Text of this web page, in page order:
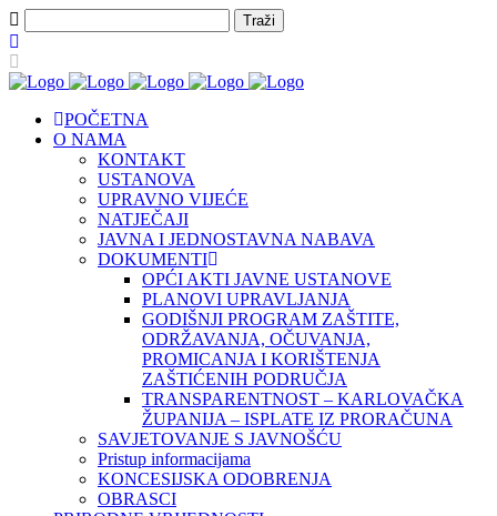
POČETNA
O NAMA
KONTAKT
USTANOVA
UPRAVNO VIJEĆE
NATJEČAJI
JAVNA I JEDNOSTAVNA NABAVA
DOKUMENTI
OPĆI AKTI JAVNE USTANOVE
PLANOVI UPRAVLJANJA
GODIŠNJI PROGRAM ZAŠTITE,
ODRŽAVANJA, OČUVANJA,
PROMICANJA I KORIŠTENJA
ZAŠTIĆENIH PODRUČJA
TRANSPARENTNOST – KARLOVAČKA
ŽUPANIJA – ISPLATE IZ PRORAČUNA
SAVJETOVANJE S JAVNOŠĆU
Pristup informacijama
KONCESIJSKA ODOBRENJA
OBRASCI